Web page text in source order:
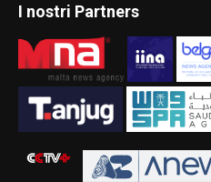
I nostri Partners